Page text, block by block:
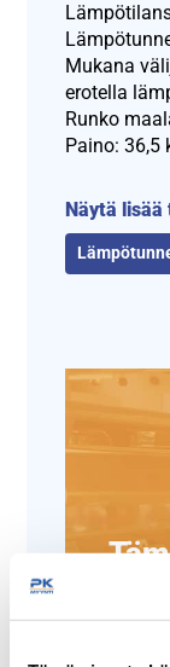
Mukana
erotella
Runko
Paino: 36,5
Näytä